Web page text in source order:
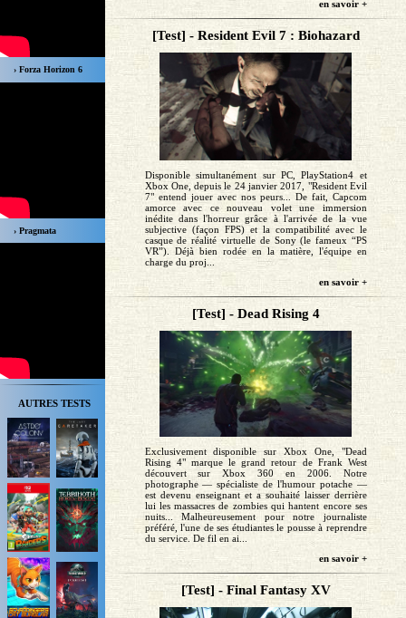
› Forza Horizon 6
› Pragmata
AUTRES TESTS
en savoir +
[Test] - Resident Evil 7 : Biohazard
Disponible simultanément sur PC, PlayStation4 et
Xbox One, depuis le 24 janvier 2017, "Resident Evil
7" entend jouer avec nos peurs... De fait, Capcom
amorce avec ce nouveau volet une immersion
inédite dans l'horreur grâce à l'arrivée de la vue
subjective (façon FPS) et la compatibilité avec le
casque de réalité virtuelle de Sony (le fameux “PS
VR”). Déjà bien rodée en la matière, l'équipe en
charge du proj...
en savoir +
[Test] - Dead Rising 4
Exclusivement disponible sur Xbox One, "Dead
Rising 4" marque le grand retour de Frank West
découvert sur Xbox 360 en 2006. Notre
photographe — spécialiste de l'humour potache —
est devenu enseignant et a souhaité laisser derrière
lui les massacres de zombies qui hantent encore ses
nuits... Malheureusement pour notre journaliste
préféré, l'une de ses étudiantes le pousse à reprendre
du service. De fil en ai...
en savoir +
[Test] - Final Fantasy XV